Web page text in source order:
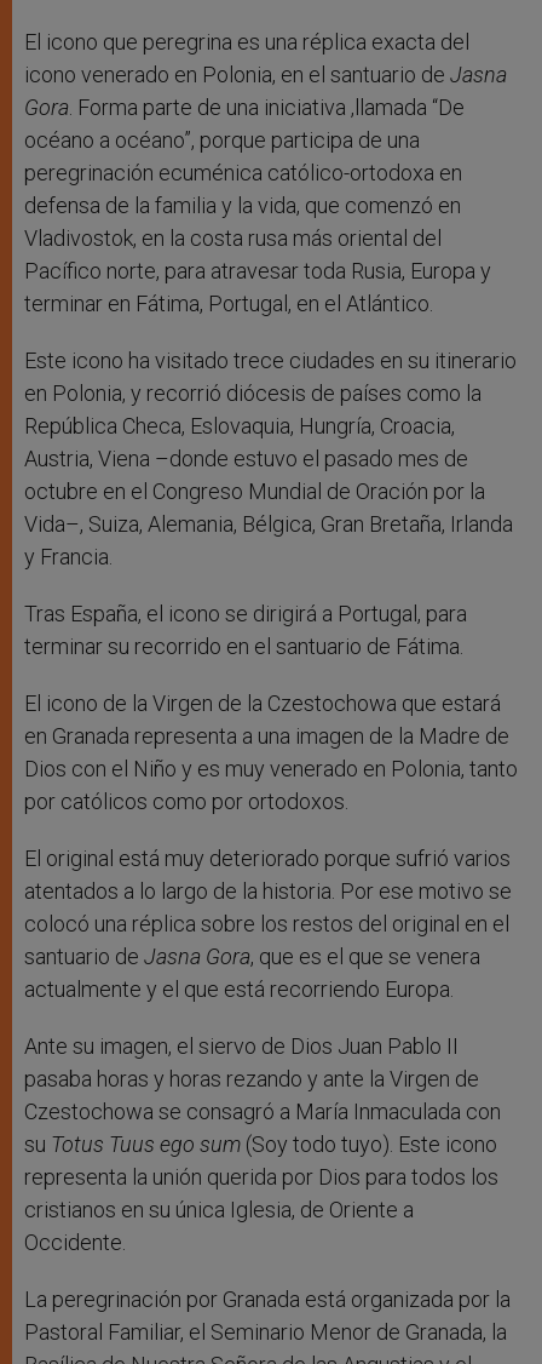
El icono que peregrina es una réplica exacta del
icono venerado en Polonia, en el santuario de Jasna
Gora. Forma parte de una iniciativa ,llamada “De
océano a océano”, porque participa de una
peregrinación ecuménica católico-ortodoxa en
defensa de la familia y la vida, que comenzó en
Vladivostok, en la costa rusa más oriental del
Pacífico norte, para atravesar toda Rusia, Europa y
terminar en Fátima, Portugal, en el Atlántico.
Este icono ha visitado trece ciudades en su itinerario
en Polonia, y recorrió diócesis de países como la
República Checa, Eslovaquia, Hungría, Croacia,
Austria, Viena –donde estuvo el pasado mes de
octubre en el Congreso Mundial de Oración por la
Vida–, Suiza, Alemania, Bélgica, Gran Bretaña, Irlanda
y Francia.
Tras España, el icono se dirigirá a Portugal, para
terminar su recorrido en el santuario de Fátima.
El icono de la Virgen de la Czestochowa que estará
en Granada representa a una imagen de la Madre de
Dios con el Niño y es muy venerado en Polonia, tanto
por católicos como por ortodoxos.
El original está muy deteriorado porque sufrió varios
atentados a lo largo de la historia. Por ese motivo se
colocó una réplica sobre los restos del original en el
santuario de Jasna Gora, que es el que se venera
actualmente y el que está recorriendo Europa.
Ante su imagen, el siervo de Dios Juan Pablo II
pasaba horas y horas rezando y ante la Virgen de
Czestochowa se consagró a María Inmaculada con
su Totus Tuus ego sum (Soy todo tuyo). Este icono
representa la unión querida por Dios para todos los
cristianos en su única Iglesia, de Oriente a
Occidente.
La peregrinación por Granada está organizada por la
Pastoral Familiar, el Seminario Menor de Granada, la